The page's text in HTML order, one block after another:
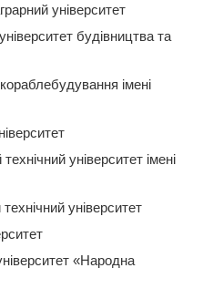
університет
будівництва та
імені
університет імені
університет
«Народна